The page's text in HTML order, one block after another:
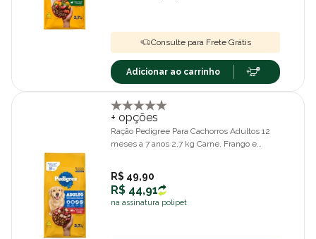
Consulte para Frete Grátis
Adicionar ao carrinho
+ opções
Ração Pedigree Para Cachorros Adultos 12
meses a 7 anos 2,7 kg Carne, Frango e
R$ 49,90
R$ 44,91
na assinatura polipet